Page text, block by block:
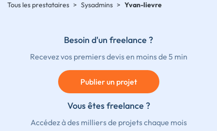
Tous les prestataires > Sysadmins > Yvan-lievre
Besoin d'un freelance ?
Recevez vos premiers devis en moins de 5 min
Publier un projet
Vous êtes freelance ?
Accédez à des milliers de projets chaque mois